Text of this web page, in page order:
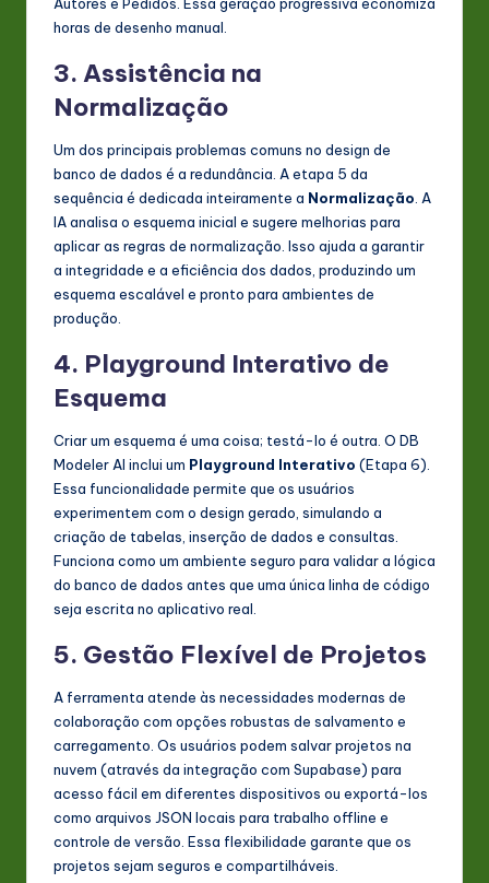
horas de desenho manual.
3. Assistência na
Normalização
Um dos principais problemas comuns no design de
banco de dados é a redundância. A etapa 5 da
sequência é dedicada inteiramente a Normalização . A
IA analisa o esquema inicial e sugere melhorias para
aplicar as regras de normalização. Isso ajuda a garantir
a integridade e a eficiência dos dados, produzindo um
esquema escalável e pronto para ambientes de
produção.
4. Playground Interativo de
Esquema
Criar um esquema é uma coisa; testá-lo é outra. O DB
Modeler AI inclui um Playground Interativo (Etapa 6).
Essa funcionalidade permite que os usuários
experimentem com o design gerado, simulando a
criação de tabelas, inserção de dados e consultas.
Funciona como um ambiente seguro para validar a lógica
do banco de dados antes que uma única linha de código
seja escrita no aplicativo real.
5. Gestão Flexível de Projetos
A ferramenta atende às necessidades modernas de
colaboração com opções robustas de salvamento e
carregamento. Os usuários podem salvar projetos na
nuvem (através da integração com Supabase) para
acesso fácil em diferentes dispositivos ou exportá-los
como arquivos JSON locais para trabalho offline e
controle de versão. Essa flexibilidade garante que os
projetos sejam seguros e compartilháveis.